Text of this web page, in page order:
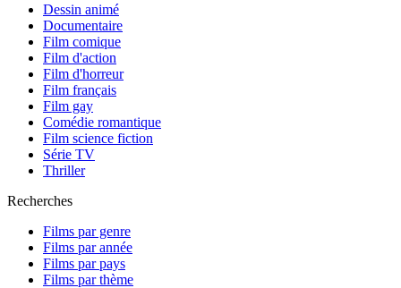
Dessin animé
Documentaire
Film comique
Film d'action
Film d'horreur
Film français
Film gay
Comédie romantique
Film science fiction
Série TV
Thriller
Recherches
Films par genre
Films par année
Films par pays
Films par thème